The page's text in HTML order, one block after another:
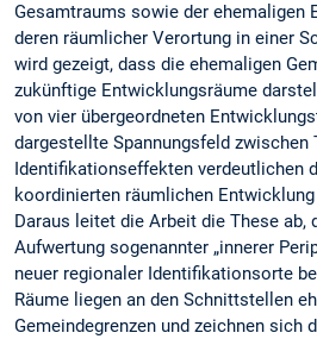
Gesamtraums sowie der ehemaligen
deren räumlicher Verortung in einer
wird gezeigt, dass die ehemaligen
zukünftige Entwicklungsräume
von vier übergeordneten
dargestellte Spannungsfeld zwischen
Identifikationseffekten verdeutlichen
koordinierten räumlichen
Daraus leitet die Arbeit die These ab,
Aufwertung sogenannter „innerer
neuer regionaler Identifikationsorte
Räume liegen an den Schnittstellen
Gemeindegrenzen und zeichnen sich